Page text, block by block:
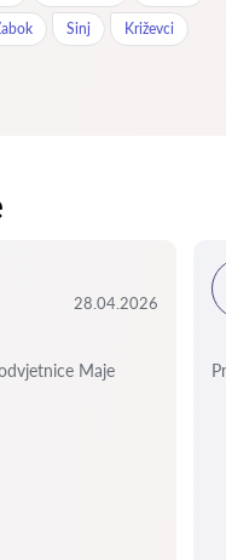
Sinj Križevci
28.04.2026
Maje